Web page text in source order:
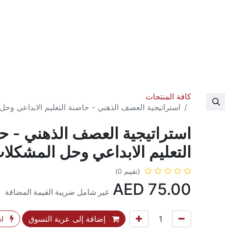
كافة المنتجات
استراتيجية العصف الذهني - حاضنة التعليم الابداعي
استراتيجية العصف الذهني -
التعليم الابداعي وحل
(تقييم 0)
75.00 غير شامل ضريبة القيمة المضافة
إضافة إلى عربة التسوق